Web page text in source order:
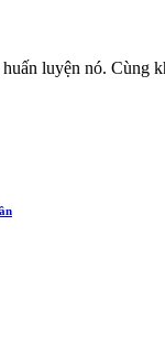
luyện nó. Cùng